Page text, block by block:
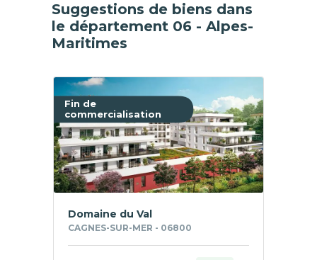
Suggestions de biens dans
le département 06 - Alpes-
Maritimes
Fin de
commercialisation
Domaine du Val
CAGNES-SUR-MER - 06800